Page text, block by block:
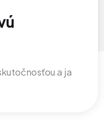
a ja